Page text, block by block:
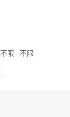
不限 不限